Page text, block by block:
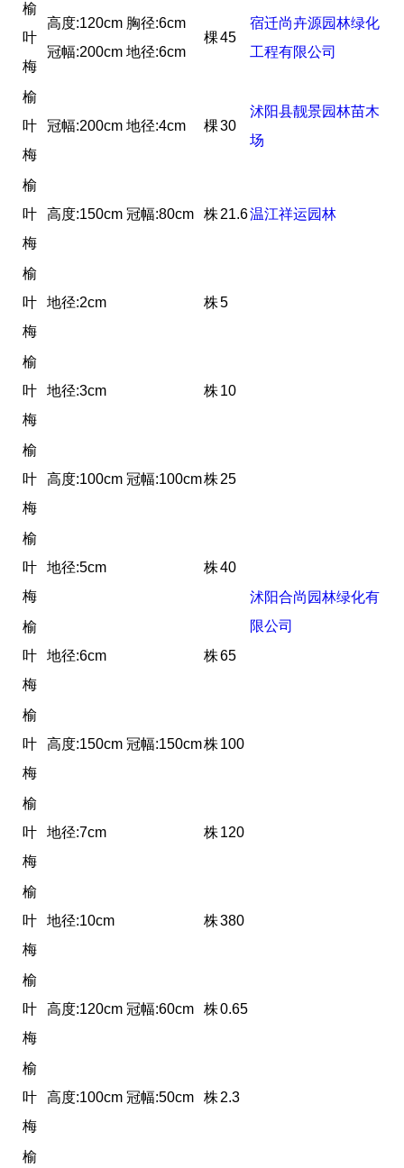
榆
叶
梅
高度:120cm 胸径:6cm
冠幅:200cm 地径:6cm
棵45
宿迁尚卉源园林绿化
工程有限公司
榆
叶
梅
冠幅:200cm 地径:4cm 棵30
沭阳县靓景园林苗木
场
榆
叶
梅
高度:150cm 冠幅:80cm 株21.6温江祥运园林
榆
叶
梅
地径:2cm 株5
沭阳合尚园林绿化有
限公司
榆
叶
梅
地径:3cm 株10
榆
叶
梅
高度:100cm 冠幅:100cm株25
榆
叶
梅
地径:5cm 株40
榆
叶
梅
地径:6cm 株65
榆
叶
梅
高度:150cm 冠幅:150cm株100
榆
叶
梅
地径:7cm 株120
榆
叶
梅
地径:10cm 株380
榆
叶
梅
高度:120cm 冠幅:60cm 株0.65
榆
叶
梅
高度:100cm 冠幅:50cm 株2.3
榆